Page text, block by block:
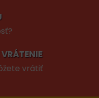
vrátiť